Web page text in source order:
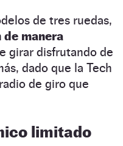
de tres ruedas,
manera
girar disfrutando de
dado que la Tech
de giro que
limitado